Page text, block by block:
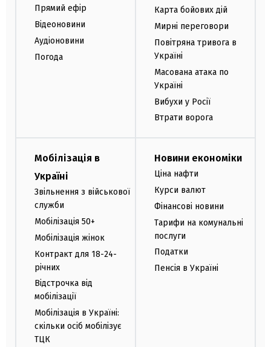
Прямий ефір
Відеоновини
Аудіоновини
Погода
Карта бойових дій
Мирні переговори
Повітряна тривога в
Україні
Масована атака по
Україні
Вибухи у Росії
Втрати ворога
Мобілізація в
Україні
Звільнення з військової
служби
Мобілізація 50+
Мобілізація жінок
Контракт для 18-24-
річних
Відстрочка від
мобілізації
Мобілізація в Україні:
скільки осіб мобілізує
ТЦК
Новини економіки
Ціна нафти
Курси валют
Фінансові новини
Тарифи на комунальні
послуги
Податки
Пенсія в Україні